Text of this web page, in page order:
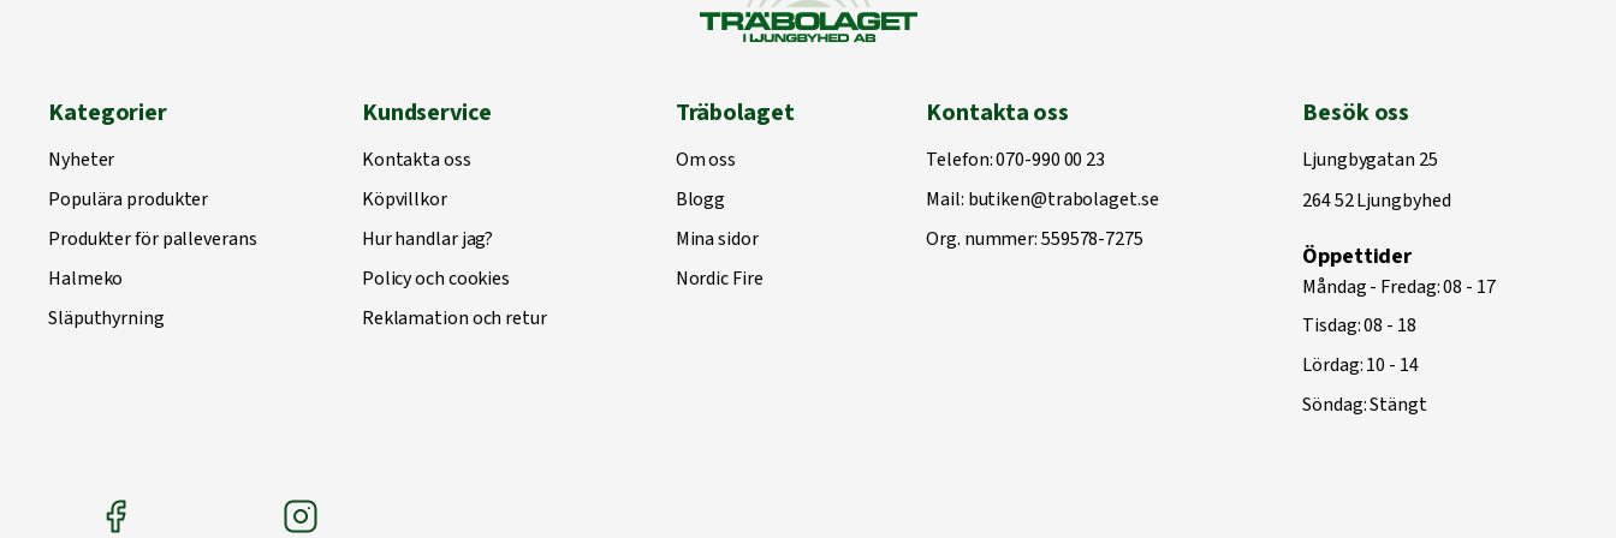
Kategorier
Nyheter
Populära produkter
Produkter för palleverans
Halmeko
Släputhyrning
Kundservice
Kontakta oss
Köpvillkor
Hur handlar jag?
Policy och cookies
Reklamation och retur
Träbolaget
Om oss
Blogg
Mina sidor
Nordic Fire
Kontakta oss
Telefon:070-990 00 23
Mail: butiken@trabolaget.se
Org. nummer: 559578-7275
Besök oss
Ljungbygatan 25
264 52 Ljungbyhed
Öppettider
Måndag - Fredag: 08 - 17
Tisdag: 08 - 18
Lördag: 10 - 14
Söndag: Stängt